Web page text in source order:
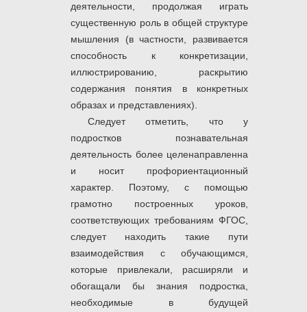
деятельности, продолжая играть
существенную роль в общей структуре
мышления (в частности, развивается
способность к конкретизации,
иллюстрированию, раскрытию
содержания понятия в конкретных
образах и представлениях).
Следует отметить, что у
подростков познавательная
деятельность более целенаправленна
и носит профориентационный
характер. Поэтому, с помощью
грамотно построенных уроков,
соответствующих требованиям ФГОС,
следует находить такие пути
взаимодействия с обучающимся,
которые привлекали, расширяли и
обогащали бы знания подростка,
необходимые в будущей